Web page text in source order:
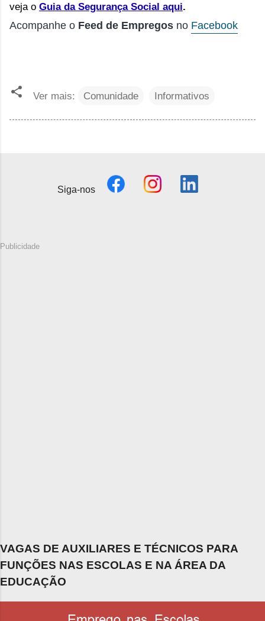
veja o Guia da Segurança Social aqui.
Acompanhe o Feed de Empregos no Facebook
Ver mais: Comunidade Informativos
Siga-nos
Publicidade
VAGAS DE AUXILIARES E TÉCNICOS PARA
FUNÇÕES NAS ESCOLAS E NA ÁREA DA
EDUCAÇÃO